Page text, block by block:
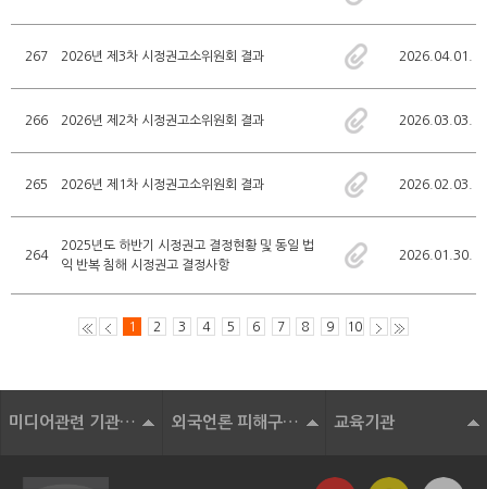
267 2026년 제3차 시정권고소위원회 결과 2026.04.01.
266 2026년 제2차 시정권고소위원회 결과 2026.03.03.
265 2026년 제1차 시정권고소위원회 결과 2026.02.03.
264
2025년도 하반기 시정권고 결정현황 및 동일 법
익 반복 침해 시정권고 결정사항
2026.01.30.
1 2 3 4 5 6 7 8 9 10
미디어관련 기관 및 단체 외국언론 피해구제기구 교육기관